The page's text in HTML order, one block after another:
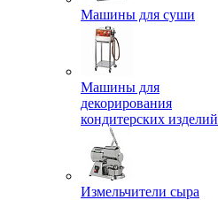
Машины для суши
Машины для
декорирования
кондитерских изделий
Измельчители сыра